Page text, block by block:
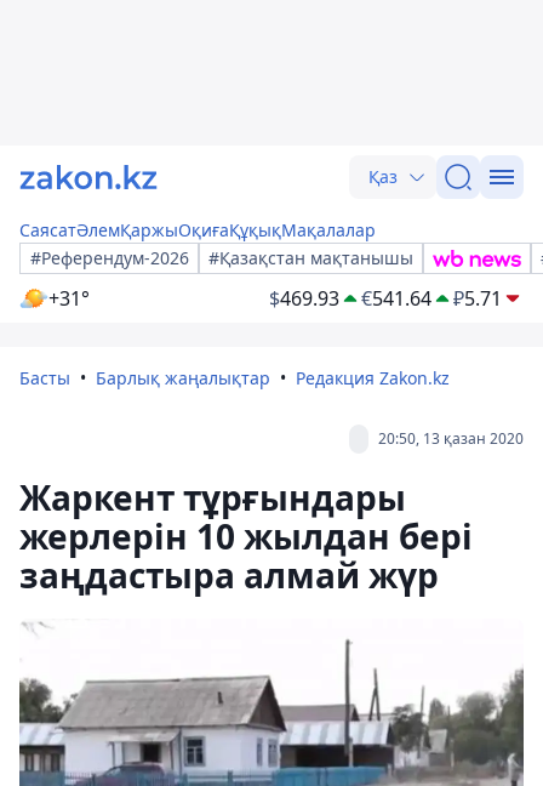
Қаз
СаясатӘлемҚаржыОқиғаҚұқықМақалалар
#Референдум-2026
#Қазақстан мақтанышы
+31° $469.93 €541.64 ₽5.71
Басты Барлық жаңалықтар Редакция Zakon.kz
20:50, 13 қазан 2020
Жаркент тұрғындары
жерлерін 10 жылдан бері
заңдастыра алмай жүр